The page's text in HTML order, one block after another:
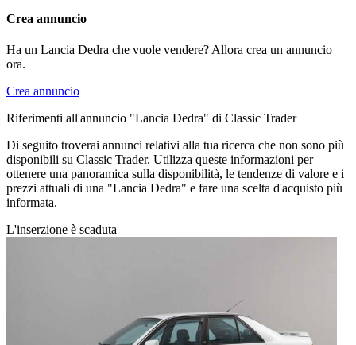
Crea annuncio
Ha un Lancia Dedra che vuole vendere? Allora crea un annuncio
ora.
Crea annuncio
Riferimenti all'annuncio "Lancia Dedra" di Classic Trader
Di seguito troverai annunci relativi alla tua ricerca che non sono più
disponibili su Classic Trader. Utilizza queste informazioni per
ottenere una panoramica sulla disponibilità, le tendenze di valore e i
prezzi attuali di una "Lancia Dedra" e fare una scelta d'acquisto più
informata.
L'inserzione è scaduta